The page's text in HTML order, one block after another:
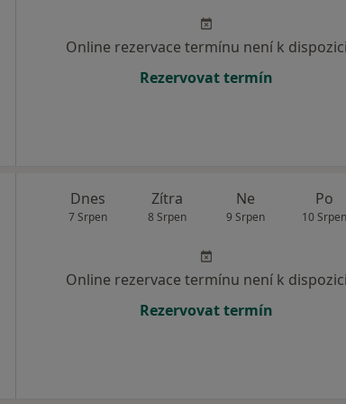
Online rezervace termínu není k dispozici
Rezervovat termín
Dnes
7 Srpen
Zítra
8 Srpen
Ne
9 Srpen
Po
10 Srpen
Online rezervace termínu není k dispozici
Rezervovat termín